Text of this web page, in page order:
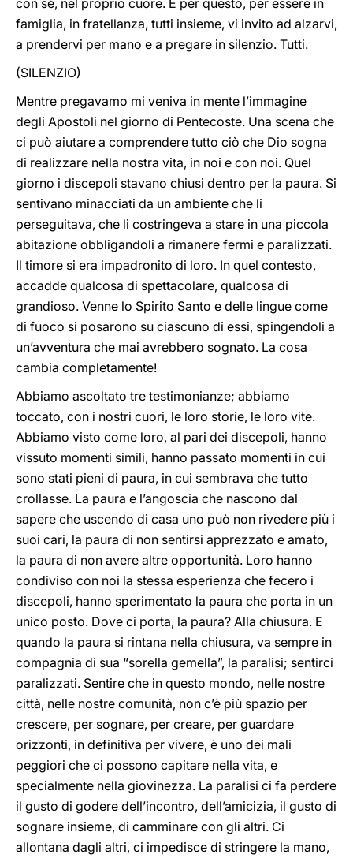
con sé, nel proprio cuore. E per questo, per essere in
famiglia, in fratellanza, tutti insieme, vi invito ad alzarvi,
a prendervi per mano e a pregare in silenzio. Tutti.
(SILENZIO)
Mentre pregavamo mi veniva in mente l’immagine
degli Apostoli nel giorno di Pentecoste. Una scena che
ci può aiutare a comprendere tutto ciò che Dio sogna
di realizzare nella nostra vita, in noi e con noi. Quel
giorno i discepoli stavano chiusi dentro per la paura. Si
sentivano minacciati da un ambiente che li
perseguitava, che li costringeva a stare in una piccola
abitazione obbligandoli a rimanere fermi e paralizzati.
Il timore si era impadronito di loro. In quel contesto,
accadde qualcosa di spettacolare, qualcosa di
grandioso. Venne lo Spirito Santo e delle lingue come
di fuoco si posarono su ciascuno di essi, spingendoli a
un’avventura che mai avrebbero sognato. La cosa
cambia completamente!
Abbiamo ascoltato tre testimonianze; abbiamo
toccato, con i nostri cuori, le loro storie, le loro vite.
Abbiamo visto come loro, al pari dei discepoli, hanno
vissuto momenti simili, hanno passato momenti in cui
sono stati pieni di paura, in cui sembrava che tutto
crollasse. La paura e l’angoscia che nascono dal
sapere che uscendo di casa uno può non rivedere più i
suoi cari, la paura di non sentirsi apprezzato e amato,
la paura di non avere altre opportunità. Loro hanno
condiviso con noi la stessa esperienza che fecero i
discepoli, hanno sperimentato la paura che porta in un
unico posto. Dove ci porta, la paura? Alla chiusura. E
quando la paura si rintana nella chiusura, va sempre in
compagnia di sua “sorella gemella”, la paralisi; sentirci
paralizzati. Sentire che in questo mondo, nelle nostre
città, nelle nostre comunità, non c’è più spazio per
crescere, per sognare, per creare, per guardare
orizzonti, in definitiva per vivere, è uno dei mali
peggiori che ci possono capitare nella vita, e
specialmente nella giovinezza. La paralisi ci fa perdere
il gusto di godere dell’incontro, dell’amicizia, il gusto di
sognare insieme, di camminare con gli altri. Ci
allontana dagli altri, ci impedisce di stringere la mano,